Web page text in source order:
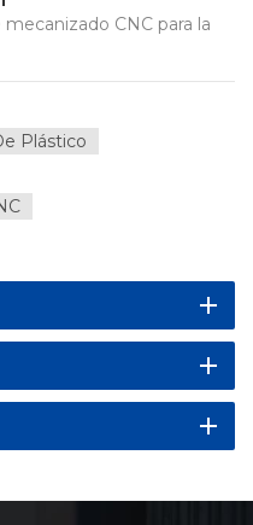
CNC para la
Plástico